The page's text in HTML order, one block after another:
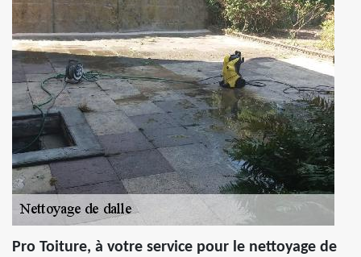
Pro Toiture, à votre service pour le nettoyage de